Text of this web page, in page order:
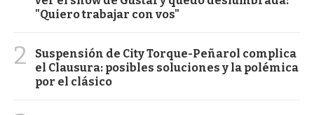
"Quiero trabajar con vos"
2
Suspensión de City Torque-Peñarol complica
el Clausura: posibles soluciones y la polémica
por el clásico